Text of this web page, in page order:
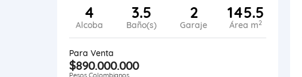
4
Alcoba
3.5
Baño(s)
2
Garaje
145.5
Área m2
Para Venta
$890.000.000
Pesos Colombianos